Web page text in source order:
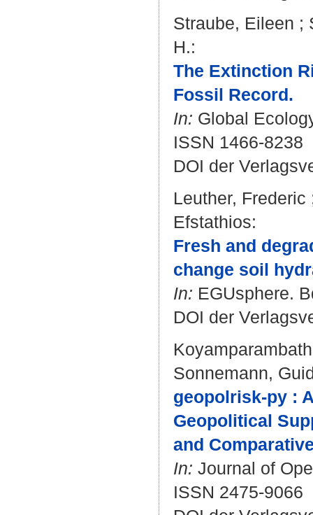
Straube, Eileen ;
H.:
The Extinction
Fossil Record.
In: Global
ISSN 1466-8238
DOI der
Leuther, Frederic
Efstathios:
Fresh and
change soil
In: EGUsphere.
DOI der
Sonnemann,
geopolrisk-py :
Geopolitical
and
In: Journal of
ISSN 2475-9066